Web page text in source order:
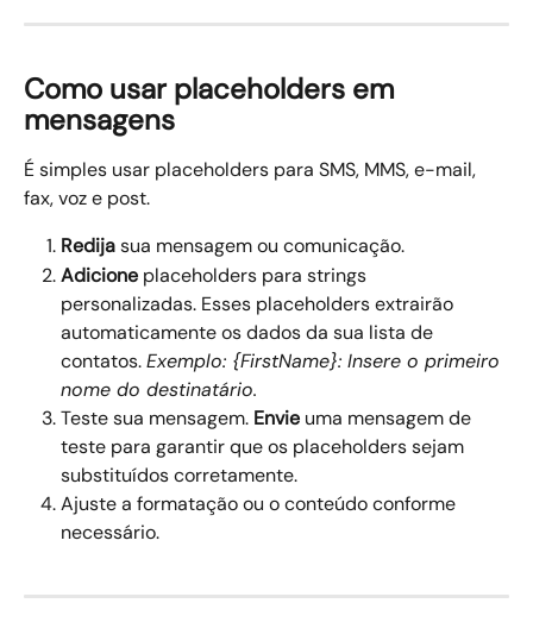
Como usar placeholders em
mensagens
É simples usar placeholders para SMS, MMS, e-mail,
fax, voz e post.
Redija sua mensagem ou comunicação.
Adicione placeholders para strings
personalizadas. Esses placeholders extrairão
automaticamente os dados da sua lista de
contatos. Exemplo: {FirstName}: Insere o primeiro
nome do destinatário.
Teste sua mensagem. Envie uma mensagem de
teste para garantir que os placeholders sejam
substituídos corretamente.
Ajuste a formatação ou o conteúdo conforme
necessário.